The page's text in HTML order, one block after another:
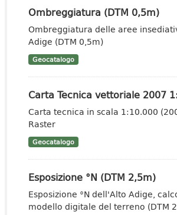
Ombreggiatura (DTM 0,5m)
Ombreggiatura delle aree
Adige (DTM 0,5m)
Geocatalogo
Carta Tecnica vettoriale 2007
Carta tecnica in scala 1:10.000
Raster
Geocatalogo
Esposizione °N (DTM 2,5m)
Esposizione °N dell'Alto Adige,
modello digitale del terreno (DTM